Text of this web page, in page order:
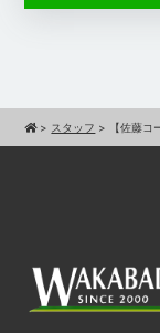
> スタッフ > 【佐藤